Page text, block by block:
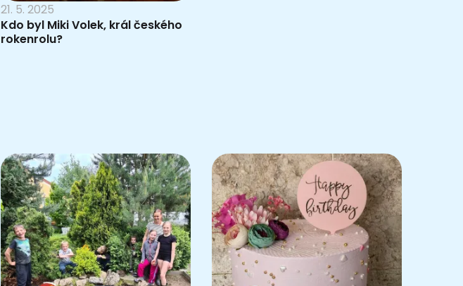
21. 5. 2025
Kdo byl Miki Volek, král českého
rokenrolu?